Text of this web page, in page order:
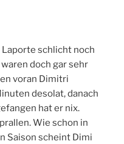
Laporte schlicht noch
doch gar sehr
voran Dimitri
desolat, danach
hat er nix.
Wie schon in
Saison scheint Dimi